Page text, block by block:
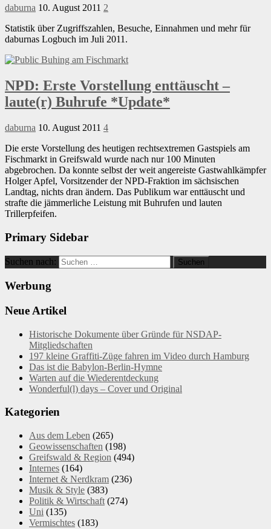
daburna 10. August 2011 2
Statistik über Zugriffszahlen, Besuche, Einnahmen und mehr für
daburnas Logbuch im Juli 2011.
NPD: Erste Vorstellung enttäuscht –
laute(r) Buhrufe *Update*
daburna 10. August 2011 4
Die erste Vorstellung des heutigen rechtsextremen Gastspiels am
Fischmarkt in Greifswald wurde nach nur 100 Minuten
abgebrochen. Da konnte selbst der weit angereiste Gastwahlkämpfer
Holger Apfel, Vorsitzender der NPD-Fraktion im sächsischen
Landtag, nichts dran ändern. Das Publikum war enttäuscht und
strafte die jämmerliche Leistung mit Buhrufen und lauten
Trillerpfeifen.
Primary Sidebar
Suchen nach:
Werbung
Neue Artikel
Historische Dokumente über Gründe für NSDAP-
Mitgliedschaften
197 kleine Graffiti-Züge fahren im Video durch Hamburg
Das ist die Babylon-Berlin-Hymne
Warten auf die Wiederentdeckung
Wonderful(l) days – Cover und Original
Kategorien
Aus dem Leben (265)
Geowissenschaften (198)
Greifswald & Region (494)
Internes (164)
Internet & Nerdkram (236)
Musik & Style (383)
Politik & Wirtschaft (274)
Uni (135)
Vermischtes (183)